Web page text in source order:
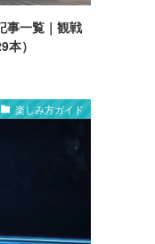
事一覧｜観戦
）
楽しみ方ガイド